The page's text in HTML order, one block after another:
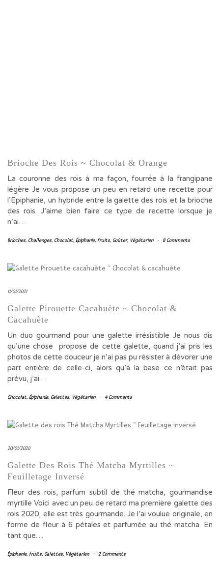
Brioche Des Rois ~ Chocolat & Orange
La couronne des rois à ma façon, fourrée à la frangipane
légère Je vous propose un peu en retard une recette pour
l’Epiphanie, un hybride entre la galette des rois et la brioche
des rois. J’aime bien faire ce type de recette lorsque je
n’ai…
Brioches, Challenges, Chocolat, Épiphanie, fruits, Goûter, Végétarien - 8 Comments
11/01/2021
Galette Pirouette Cacahuète ~ Chocolat &
Cacahuète
Un duo gourmand pour une galette irrésistible Je nous dis
qu’une chose propose de cette galette, quand j’ai pris les
photos de cette douceur je n’ai pas pu résister à dévorer une
part entière de celle-ci, alors qu’à la base ce n’était pas
prévu, j’ai…
Chocolat, Épiphanie, Galettes, Végétarien - 4 Comments
20/01/2020
Galette Des Rois Thé Matcha Myrtilles ~
Feuilletage Inversé
Fleur des rois, parfum subtil de thé matcha, gourmandise
myrtille Voici avec un peu de retard ma première galette des
rois 2020, elle est très gourmande. Je l’ai voulue originale, en
forme de fleur à 6 pétales et parfumée au thé matcha. En
tant que…
Épiphanie, fruits, Galettes, Végétarien - 2 Comments